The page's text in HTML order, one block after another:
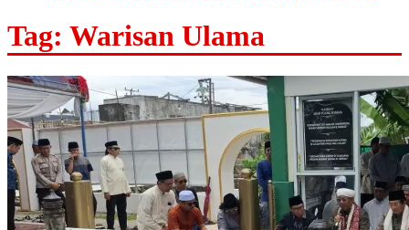
Tag: Warisan Ulama